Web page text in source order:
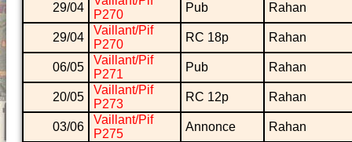
29/04
P270
Pub Rahan
29/04
Vaillant/Pif
P270
RC 18p Rahan
06/05
Vaillant/Pif
P271
Pub Rahan
20/05
Vaillant/Pif
P273
RC 12p Rahan
03/06
Vaillant/Pif
P275
Annonce Rahan